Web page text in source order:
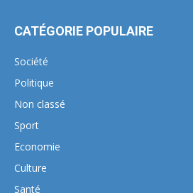
CATÉGORIE POPULAIRE
Société
Politique
Non classé
Sport
Economie
Culture
Santé